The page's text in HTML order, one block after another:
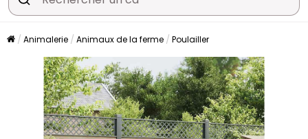
Animalerie Animaux de la ferme Poulailler